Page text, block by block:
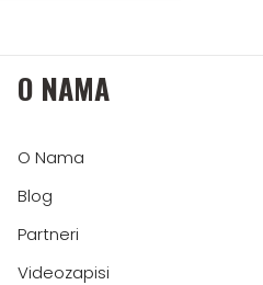
O NAMA
O Nama
Blog
Partneri
Videozapisi